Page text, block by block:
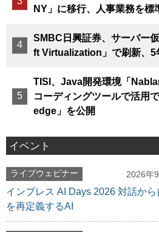
NY」に移行、人事業務を標
SMBC日興証券、サーバー
ft Virtualization」で刷新、5
TISI、Java開発環境「
コーディングツールで活用
edge」を公開
イベント
ライブウェビナー 2026年
インプレス AI Days 2026 対話か
を再定義するAI